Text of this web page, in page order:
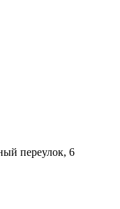
переулок, 6